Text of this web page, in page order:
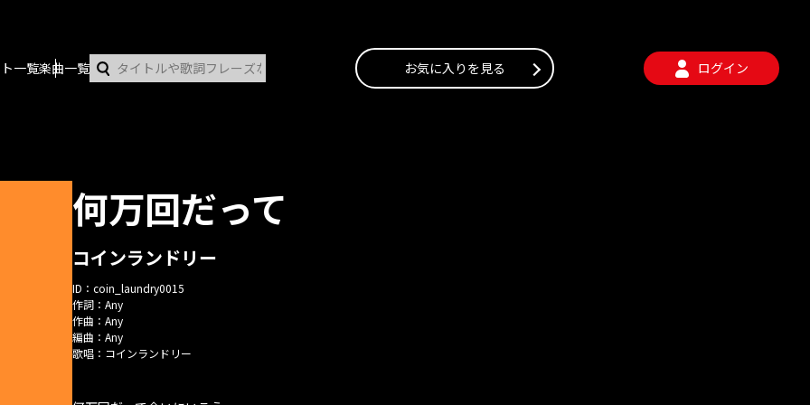
一覧楽曲一覧 お気に入りを見る ログイン
何万回だって
コインランドリー
ID： coin_laundry0015
作詞： Any
作曲： Any
編曲： Any
歌唱： コインランドリー